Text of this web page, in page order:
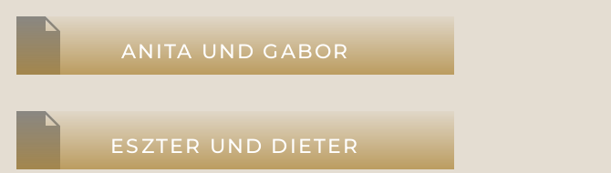
ANITA UND GABOR
ESZTER UND DIETER